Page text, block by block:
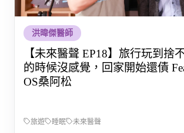
洪暐傑醫師
【未來醫聲 EP18】旅行玩到捨
的時候沒感覺，回家開始還債
OS桑阿松
旅遊 睡眠 未來醫聲